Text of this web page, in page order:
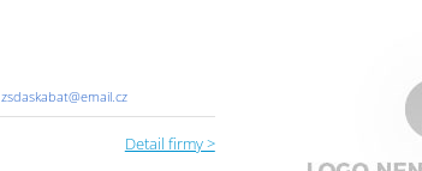
zsdaskabat@email.cz
Detail firmy >